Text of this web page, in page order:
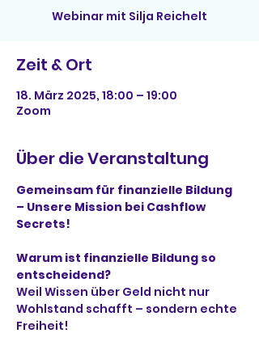
Webinar mit Silja Reichelt
Zeit & Ort
18. März 2025, 18:00 – 19:00
Zoom
Über die Veranstaltung
Gemeinsam für finanzielle Bildung
– Unsere Mission bei Cashflow
Secrets!
Warum ist finanzielle Bildung so
entscheidend?
Weil Wissen über Geld nicht nur
Wohlstand schafft – sondern echte
Freiheit!